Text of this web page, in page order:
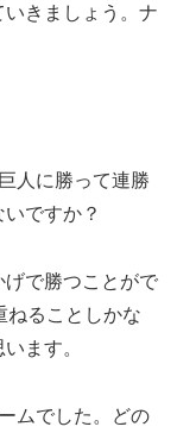
きましょう。ナ
人に勝って連勝
ですか？
げで勝つことがで
ねることしかな
ます。
ムでした。どの